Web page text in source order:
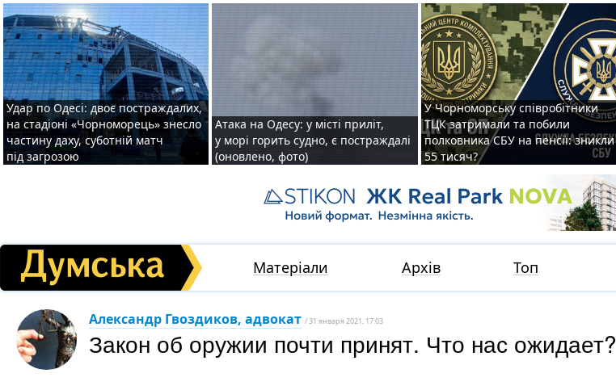
Удар по Одесі: двоє постраждалих,
на стадіоні «Чорноморець» знесло
частину даху, суботній матч
під загрозою
Атака на Одесу: у місті приліт,
у морі горить судно, є постраждалі
(оновлено, фото)
У Чорноморську співробітники
ТЦК затримали та побили
полковника СБУ на пенсії: зникли
55 тисяч?
Матеріали Архів Топ
Александр Гвоздиков, адвокат / 31 января 2021, 17:03
Закон об оружии почти принят. Что нас ожидает?